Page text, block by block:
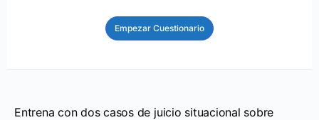
Entrena con dos casos de juicio situacional sobre